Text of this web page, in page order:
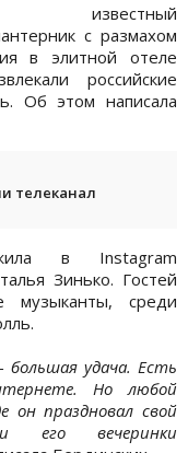
с размахом
в элитной отеле
российские
Об этом написала
телеканал
в Instagram
Зинько. Гостей
музыканты, среди
удача. Есть
Но любой
он праздновал свой
его вечеринки